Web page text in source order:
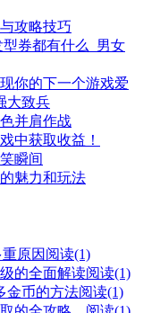
攻略技巧
券都有什么_男女
你的下一个游戏爱
大致兵
并肩作战
中获取收益！
瞬间
魅力和玩法
原因 阅读(1)
的全面解读阅读(1)
金币的方法阅读(1)